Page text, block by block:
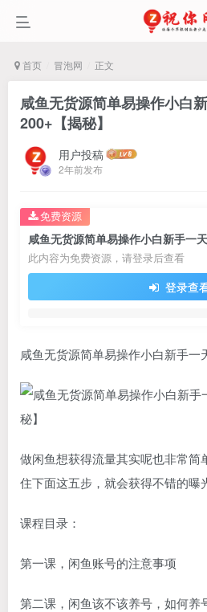
首页 冒泡网 正文
咸鱼无货源简单易操作小白
200+【揭秘】
用户投稿
2年前发布
咸鱼无货源简单易操作小白新手一
此内容为免费资源，请登录后查看
登录查
免费资源
咸鱼无货源简单易操作小白新手一
做闲鱼想获得流量其实呢也非常简
住下面这五步，就会获得不错的曝
课程目录：
第一课，闲鱼账号的注意事项
第二课，闲鱼该不该养号，如何养